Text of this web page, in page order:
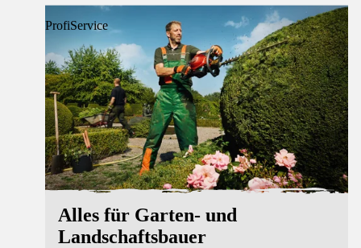
ProfiService
Alles für Garten- und
Landschaftsbauer